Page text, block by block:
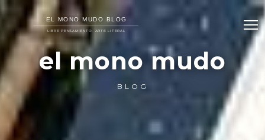
el mono mudo
BLOG